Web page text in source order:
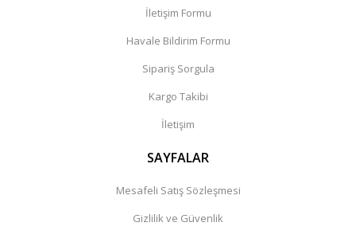
İletişim Formu
Havale Bildirim Formu
Sipariş Sorgula
Kargo Takibi
İletişim
SAYFALAR
Mesafeli Satış Sözleşmesi
Gizlilik ve Güvenlik